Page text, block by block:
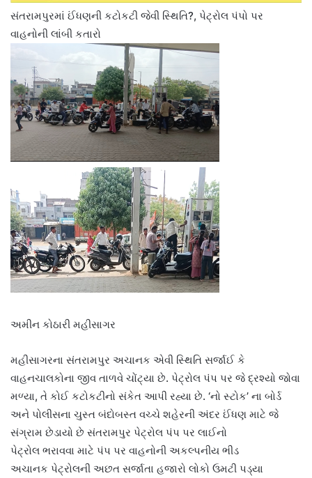
સંતરામપુરમાં ઈંધણની કટોકટી જેવી સ્થિતિ?, પેટ્રોલ પંપો પર
વાહનોની લાંબી કતારો
અમીન કોઠારી મહીસાગર
મહીસાગરના સંતરામપુર અચાનક એવી સ્થિતિ સર્જાઈ કે
વાહનચાલકોના જીવ તાળવે ચોંટ્યા છે. પેટ્રોલ પંપ પર જે દ્રશ્યો જોવા
મળ્યા, તે કોઈ કટોકટીનો સંકેત આપી રહ્યા છે. ‘નો સ્ટોક’ ના બોર્ડ
અને પોલીસના ચુસ્ત બંદોબસ્ત વચ્ચે શહેરની અંદર ઈંધણ માટે જે
સંગ્રામ છેડાયો છે સંતરામપુર પેટ્રોલ પંપ પર લાઈનો
પેટ્રોલ ભરાવવા માટે પંપ પર વાહનોની અકલ્પનીય ભીડ
અચાનક પેટ્રોલની અછત સર્જાતા હજારો લોકો ઉમટી પડ્યા